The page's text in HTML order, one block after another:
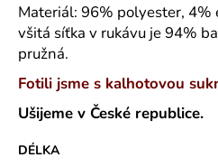
Materiál: 96% polyester, 4%
všitá síťka v rukávu je 94%
pružná.
Fotili jsme s kalhotovou
Ušijeme v České republice.
DÉLKA
j
e
m
e
TEXTILNÍ